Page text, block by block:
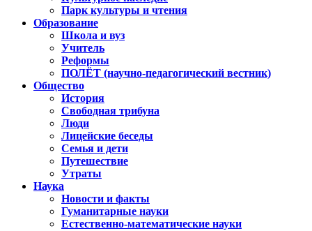
Парк культуры и чтения
Образование
Школа и вуз
Учитель
Реформы
ПОЛЁТ (научно-педагогический вестник)
Общество
История
Свободная трибуна
Люди
Лицейские беседы
Семья и дети
Путешествие
Утраты
Наука
Новости и факты
Гуманитарные науки
Естественно-математические науки